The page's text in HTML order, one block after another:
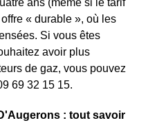
ans (même si le tarif
« durable », où les
Si vous êtes
avoir plus
de gaz, vous pouvez
69 32 15 15.
: tout savoir